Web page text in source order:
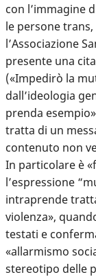
con l’immagine
le persone
l’Associazione
presente una
(«Impedirò la
dall’ideologia
prenda
tratta di un
contenuto non
In particolare è
l’espressione
intraprende
violenza»,
testati e
«allarmismo
stereotipo delle